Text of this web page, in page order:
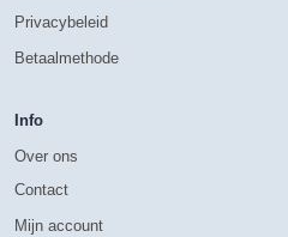
Privacybeleid
Betaalmethode
Info
Over ons
Contact
Mijn account